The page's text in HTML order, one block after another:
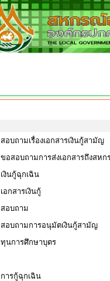
สอบถามเรื่องเอกสารเงินกู้สามัญ
ขอสอบถามการส่งเอกสารถึงสห
เงินกู้ฉุกเฉิน
เอกสารเงินกู้
สอบถาม
สอบถามการอนุมัตเงินกู้สามัญ
ทุนการศึกษาบุตร
การกู้ฉุกเฉิน